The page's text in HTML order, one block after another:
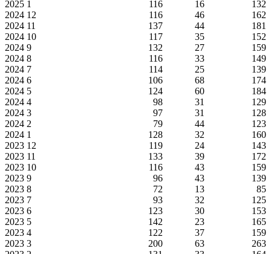
2025 1 116 16
132
2024 12 116 46
162
2024 11 137 44
181
2024 10 117 35
152
2024 9 132 27
159
2024 8 116 33
149
2024 7 114 25
139
2024 6 106 68
174
2024 5 124 60
184
2024 4 98 31
129
2024 3 97 31
128
2024 2 79 44
123
2024 1 128 32
160
2023 12 119 24
143
2023 11 133 39
172
2023 10 116 43
159
2023 9 96 43
139
2023 8 72 13
85
2023 7 93 32
125
2023 6 123 30
153
2023 5 142 23
165
2023 4 122 37
159
2023 3 200 63
263